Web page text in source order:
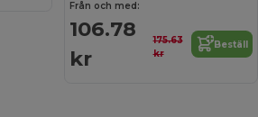
Från och med:
106.78
kr
175.63
kr
Beställ